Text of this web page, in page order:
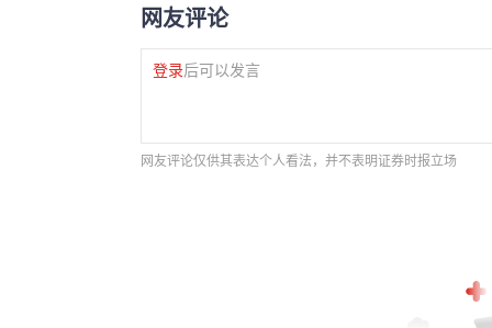
网友评论
登录后可以发言
网友评论仅供其表达个人看法，并不表明证券时报立场